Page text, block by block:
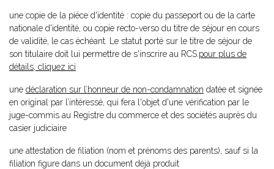
une copie de la pièce d'identité : copie du passeport ou de la carte
nationale d'identité, ou copie recto-verso du titre de séjour en cours
de validité, le cas échéant. Le statut porté sur le titre de séjour de
son titulaire doit lui permettre de s'inscrire au RCS. pour plus de
détails, cliquez ici
une déclaration sur l’honneur de non-condamnation datée et signée
en original par l’intéressé, qui fera l'objet d'une vérification par le
juge-commis au Registre du commerce et des sociétés auprès du
casier judiciaire
une attestation de filiation (nom et prénoms des parents), sauf si la
filiation figure dans un document déjà produit